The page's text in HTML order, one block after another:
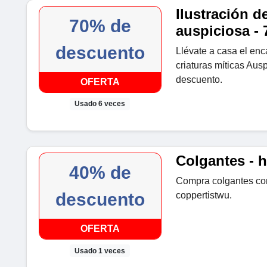
70% de
descuento
OFERTA
Usado 6 veces
Ilustración
auspiciosa -
Llévate a casa el
criaturas míticas
descuento.
40% de
descuento
OFERTA
Usado 1 veces
Colgantes -
Compra colgantes
coppertistwu.